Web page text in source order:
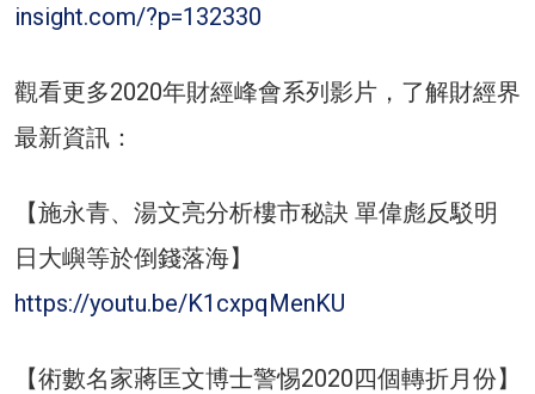
insight.com/?p=132330
觀看更多2020年財經峰會系列影片，了解財經界
最新資訊：
【施永青、湯文亮分析樓市秘訣 單偉彪反駁明
日大嶼等於倒錢落海】
https://youtu.be/K1cxpqMenKU
【術數名家蔣匡文博士警惕2020四個轉折月份】